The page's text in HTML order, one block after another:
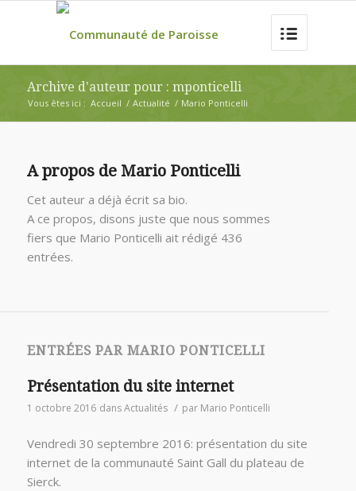
Archive d'auteur pour : mponticelli
Vous êtes ici : Accueil / Actualité / Mario Ponticelli
A propos de Mario Ponticelli
Cet auteur a déjà écrit sa bio.
A ce propos, disons juste que nous sommes
fiers que Mario Ponticelli ait rédigé 436
entrées.
ENTRÉES PAR MARIO PONTICELLI
Présentation du site internet
1 octobre 2016 dansActualités / par Mario Ponticelli
Vendredi 30 septembre 2016: présentation du site
internet de la communauté Saint Gall du plateau de
Sierck.